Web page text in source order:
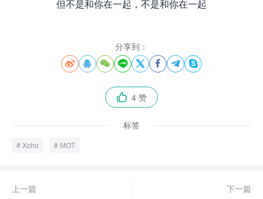
但不是和你在一起，不是和你在一起
分享到：
       
 4 赞
标签
Xcho МОТ
上一篇
下一篇